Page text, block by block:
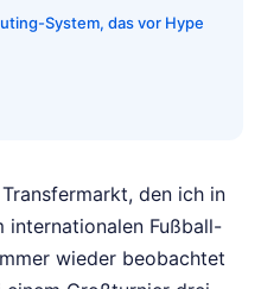
System, das vor Hype
den ich in
internationalen Fußball-
wieder beobachtet